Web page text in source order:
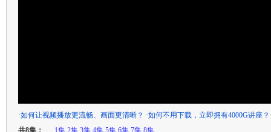
·如何让视频播放更流畅、画面更清晰？ ·如何不用下载，立即拥有4000G讲座？
共8集：
1集 2集 3集 4集 5集 6集 7集 8集